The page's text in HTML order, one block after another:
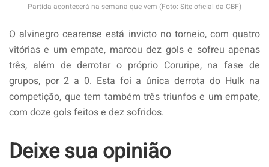
Partida acontecerá na semana que vem (Foto: Site oficial da CBF)
O alvinegro cearense está invicto no torneio, com quatro
vitórias e um empate, marcou dez gols e sofreu apenas
três, além de derrotar o próprio Coruripe, na fase de
grupos, por 2 a 0. Esta foi a única derrota do Hulk na
competição, que tem também três triunfos e um empate,
com doze gols feitos e dez sofridos.
Deixe sua opinião